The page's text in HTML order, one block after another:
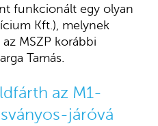
funkcionált egy olyan
Kft.), melynek
az MSZP korábbi
Tamás.
az M1-
járóvá